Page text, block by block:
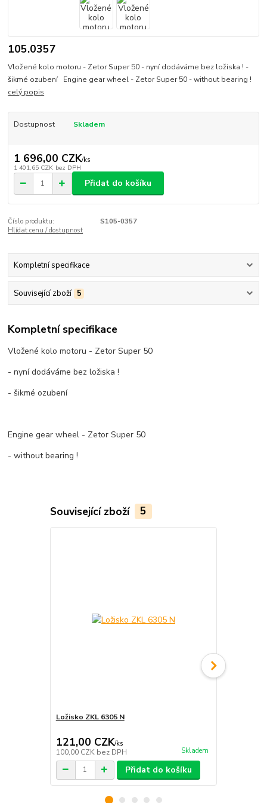
105.0357
Vložené kolo motoru - Zetor Super 50 - nyní dodáváme bez ložiska ! -
šikmé ozubení Engine gear wheel - Zetor Super 50 - without bearing !
celý popis
Dostupnost Skladem
1 696,00 CZK/ks
1 401,65 CZK bez DPH
Přidat do košíku
Číslo produktu:
S105-0357
Hlídat cenu / dostupnost
Kompletní specifikace
Související zboží 5
Kompletní specifikace
Vložené kolo motoru - Zetor Super 50
- nyní dodáváme bez ložiska !
- šikmé ozubení
Engine gear wheel - Zetor Super 50
- without bearing !
Související zboží 5
Ložisko ZKL 6305 N
121,00 CZK/ks
100,00 CZK bez DPH Skladem
Přidat do košíku